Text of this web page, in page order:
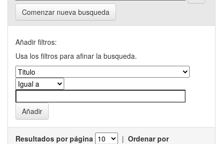
Comenzar nueva busqueda
Añadir filtros:
Usa los filtros para afinar la busqueda.
Resultados por página | Ordenar por